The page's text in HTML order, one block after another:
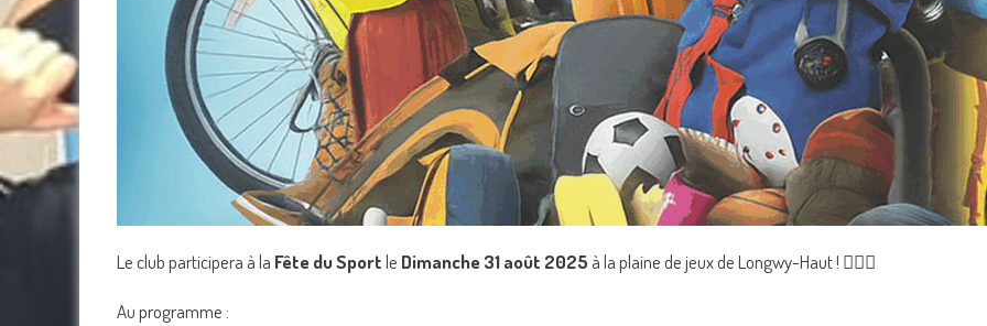
Le club participera à la Fête du Sportle Dimanche 31 août 2025 à la plaine de jeux de Longwy-Haut ! 🏊‍♂️💦
Au programme :